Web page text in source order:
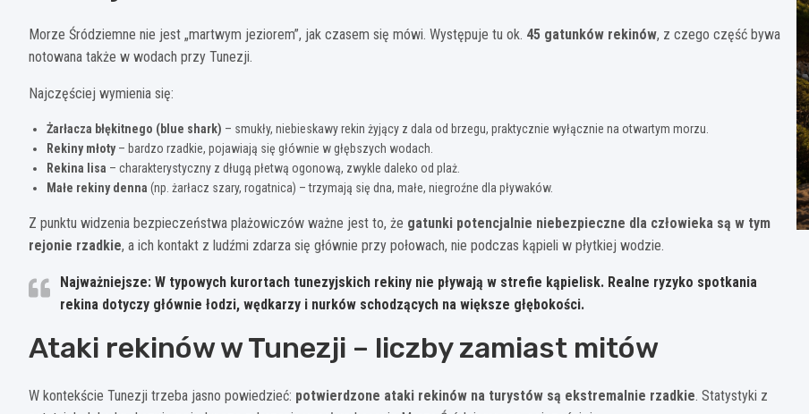
Morze Śródziemne nie jest „martwym jeziorem”, jak czasem się mówi. Występuje tu ok. 45 gatunków rekinów, z czego część bywa
notowana także w wodach przy Tunezji.
Najczęściej wymienia się:
Żarłacza błękitnego (blue shark) – smukły, niebieskawy rekin żyjący z dala od brzegu, praktycznie wyłącznie na otwartym morzu.
Rekiny młoty– bardzo rzadkie, pojawiają się głównie w głębszych wodach.
Rekina lisa – charakterystyczny z długą płetwą ogonową, zwykle daleko od plaż.
Małe rekiny denna (np. żarłacz szary, rogatnica) – trzymają się dna, małe, niegroźne dla pływaków.
Z punktu widzenia bezpieczeństwa plażowiczów ważne jest to, że gatunki potencjalnie niebezpieczne dla człowieka są w tym
rejonie rzadkie, a ich kontakt z ludźmi zdarza się głównie przy połowach, nie podczas kąpieli w płytkiej wodzie.
Najważniejsze: W typowych kurortach tunezyjskich rekiny nie pływają w strefie kąpielisk. Realne ryzyko spotkania
rekina dotyczy głównie łodzi, wędkarzy i nurków schodzących na większe głębokości.
Ataki rekinów w Tunezji – liczby zamiast mitów
W kontekście Tunezji trzeba jasno powiedzieć: potwierdzone ataki rekinów na turystów są ekstremalnie rzadkie. Statystyki z